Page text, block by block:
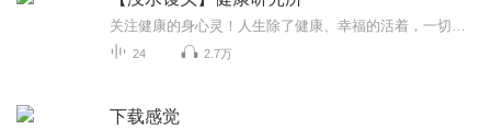
24 2.7万
下载感觉